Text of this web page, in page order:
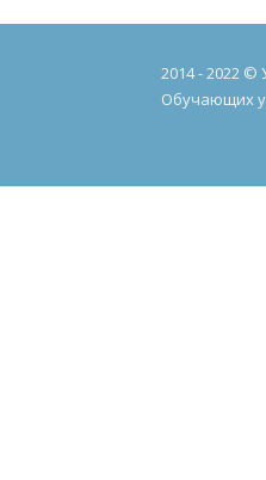
2014 - 2022 ©
Обучающих